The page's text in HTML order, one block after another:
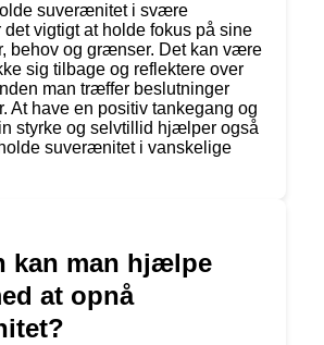
suverænitet i svære
det vigtigt at holde fokus på sine
behov og grænser. Det kan være
sig tilbage og reflektere over
man træffer beslutninger
At have en positiv tankegang og
styrke og selvtillid hjælper også
suverænitet i vanskelige
kan man hjælpe
at opnå